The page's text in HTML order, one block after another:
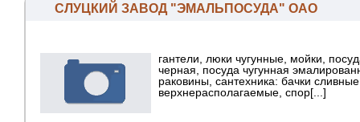
СЛУЦКИЙ ЗАВОД "ЭМАЛЬПОСУДА" ОАО
гантели, люки чугунные, мойки,
черная, посуда чугунная
раковины, сантехника: бачки
верхнерасполагаемые, спор[...]